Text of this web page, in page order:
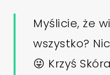
Myślicie, że
wszystko?
😜 Krzyś